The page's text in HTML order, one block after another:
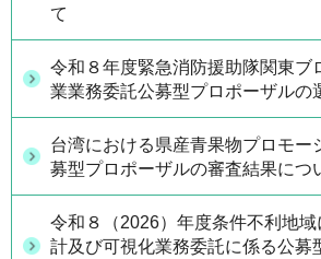
て
令和８年度緊急消防援助隊関東ブ
業業務委託公募型プロポーザルの
台湾における県産青果物プロモー
募型プロポーザルの審査結果につ
令和８（2026）年度条件不利地
計及び可視化業務委託に係る公募